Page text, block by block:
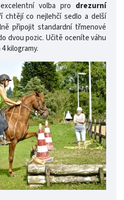
volba pro drezurní
chtějí co nejlehčí sedlo a delší
připojit standardní třmenové
dvou pozic. Učitě oceníte váhu
kilogramy.